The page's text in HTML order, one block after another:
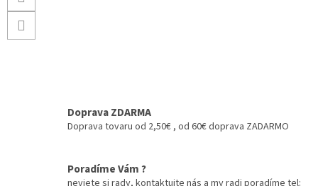
Doprava ZDARMA
Doprava tovaru od 2,50€ , od 60€ doprava ZADARMO
Poradíme Vám ?